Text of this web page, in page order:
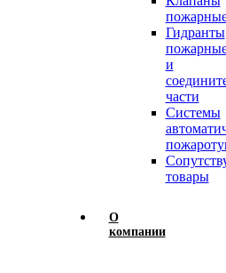
Гидранты
и
части
Системы
товары
О
компании